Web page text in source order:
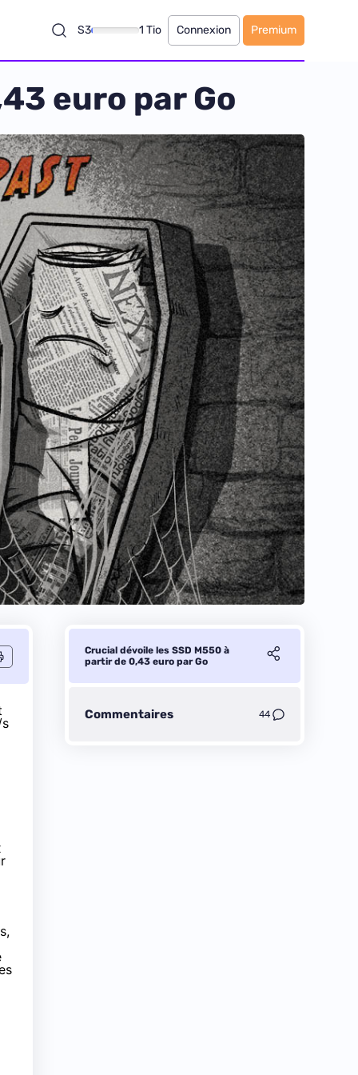
S3 1 Tio Connexion Premium
euro par Go
Crucial dévoile les SSD M550 à
partir de 0,43 euro par Go
Commentaires 44